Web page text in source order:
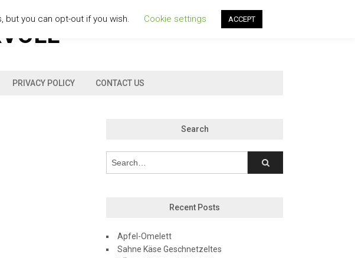
PRIVACY POLICY CONTACT US
Search
Recent Posts
Apfel-Omelett
Sahne Käse Geschnetzeltes
but you can opt-out if you wish. Cookie settings ACCEPT